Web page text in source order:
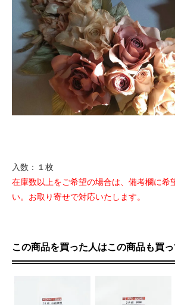
入数：１枚
在庫数以上をご希望の場合は、備考欄に希
い。お取り寄せで対応いたします。
この商品を買った人はこの商品も買